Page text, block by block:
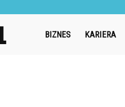
Challengegroup.pl
BIZNES KARIERA